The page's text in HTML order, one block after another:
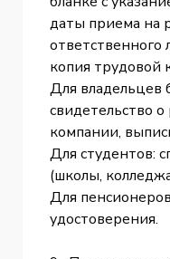
даты приема на
ответственного
копия трудовой
Для владельцев
свидетельство
компании,
Для студентов:
(школы,
Для
удостоверения.